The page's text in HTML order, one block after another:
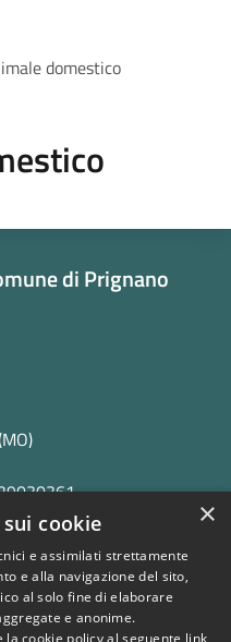
domestico
di Prignano
Copyright © 2026 • Opendata
×
cookie
e assimilati strettamente
e alla navigazione del sito,
al solo fine di elaborare
e anonime.
cookie policy al seguente link